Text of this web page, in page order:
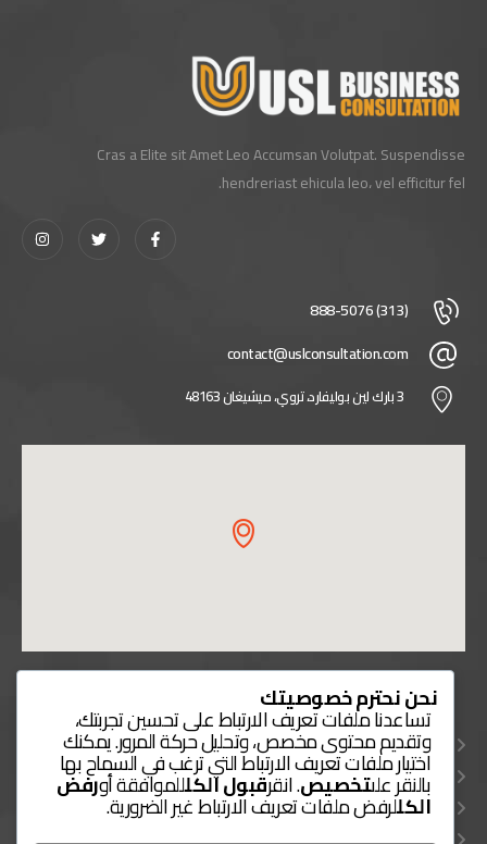
Cras a Elite sit Amet Leo Accumsan Volutpat. Suspendisse
hendreriast ehicula leo، vel efficitur fel.
(313) 888-5076
contact@uslconsultation.com
3 بارك لين بوليفارد، تروي، ميشيغان 48163
اتصل بنا
خدماتنا
طرق الدفع
دليل الخدمات
نحن نحترم خصوصيتك
تساعدنا ملفات تعريف الارتباط على تحسين تجربتك،
وتقديم محتوى مخصص، وتحليل حركة المرور. يمكنك
اختيار ملفات تعريف الارتباط التي ترغب في السماح بها
بالنقر علىتخصيص. انقرقبول الكلللموافقة أورفض
الكللرفض ملفات تعريف الارتباط غير الضرورية.